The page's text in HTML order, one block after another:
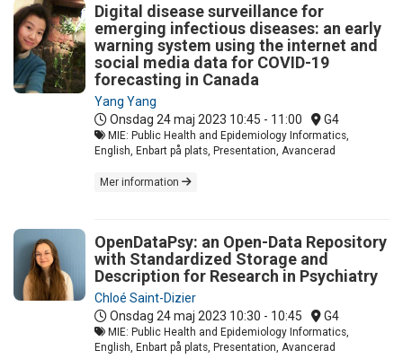
Digital disease surveillance for
emerging infectious diseases: an early
warning system using the internet and
social media data for COVID-19
forecasting in Canada
Yang Yang
Onsdag 24 maj 2023 10:45 - 11:00 G4
MIE: Public Health and Epidemiology Informatics,
English, Enbart på plats, Presentation, Avancerad
Mer information
OpenDataPsy: an Open-Data Repository
with Standardized Storage and
Description for Research in Psychiatry
Chloé Saint-Dizier
Onsdag 24 maj 2023 10:30 - 10:45 G4
MIE: Public Health and Epidemiology Informatics,
English, Enbart på plats, Presentation, Avancerad